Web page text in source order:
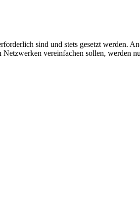
sind und stets gesetzt werden.
vereinfachen sollen, werden